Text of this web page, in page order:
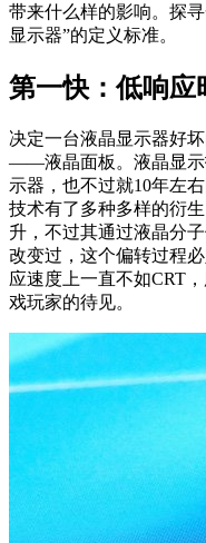
带来什么样的影响。探
显示器”的定义标准。
第一快：低响应
决定一台液晶显示器好
——液晶面板。液晶显示
示器，也不过就10年左
技术有了多种多样的衍
升，不过其通过液晶分
改变过，这个偏转过程
应速度上一直不如CRT
戏玩家的待见。